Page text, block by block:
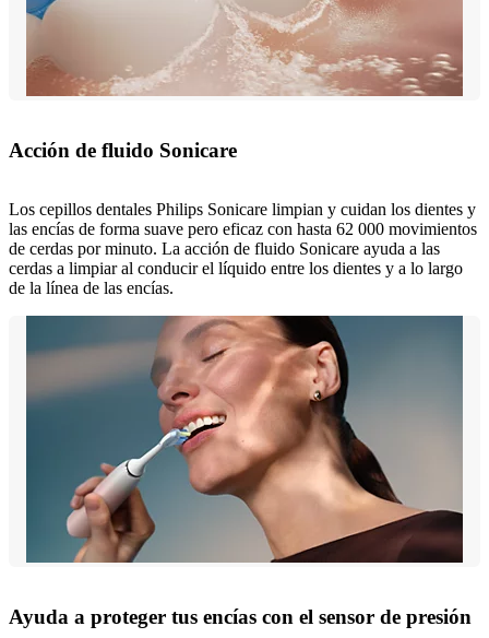
Acción de fluido Sonicare
Los cepillos dentales Philips Sonicare limpian y cuidan los dientes y
las encías de forma suave pero eficaz con hasta 62 000 movimientos
de cerdas por minuto. La acción de fluido Sonicare ayuda a las
cerdas a limpiar al conducir el líquido entre los dientes y a lo largo
de la línea de las encías.
Ayuda a proteger tus encías con el sensor de presión